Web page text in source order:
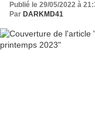
Publié le 29/05/2022 à
Par DARKMD41